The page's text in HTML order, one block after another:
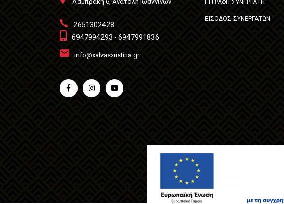
2651302428
6947994293 - 6947991836
info@xalvasxristina.gr
ΕΓΓΡΑΦΗ ΣΥΝΕΡΓΑΤΗ
ΕΙΣΟΔΟΣ ΣΥΝΕΡΓΑΤΩΝ